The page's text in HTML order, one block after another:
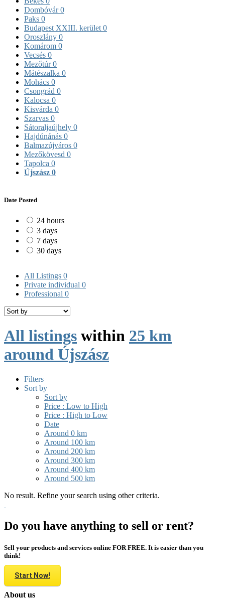
Dombóvár0
Paks 0
Budapest XXIII. kerület 0
Oroszlány 0
Komárom 0
Vecsés 0
Mezőtúr0
Mátészalka 0
Mohács 0
Csongrád 0
Kalocsa 0
Kisvárda 0
Szarvas 0
Sátoraljaújhely 0
Hajdúnánás 0
Balmazújváros 0
Mezőkövesd 0
Tapolca 0
Újszász 0
Date Posted
24 hours
3 days
7 days
30 days
All Listings 0
Private individual 0
Professional 0
All listings within 25 km
around Újszász
Filters
Sort by
Sort by
Price : Low to High
Price : High to Low
Date
Around 0 km
Around 100 km
Around 200 km
Around 300 km
Around 400 km
Around 500 km
No result. Refine your search using other criteria.
Do you have anything to sell or rent?
Sell your products and services online FOR FREE. It is easier than you
think!
Start Now!
About us